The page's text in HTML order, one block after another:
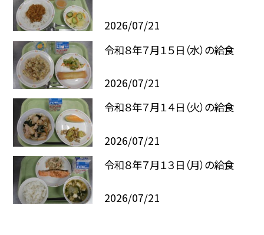
2026/07/21
令和８年７月１５日（水）の給食
2026/07/21
令和８年７月１４日（火）の給食
2026/07/21
令和８年７月１３日（月）の給食
2026/07/21